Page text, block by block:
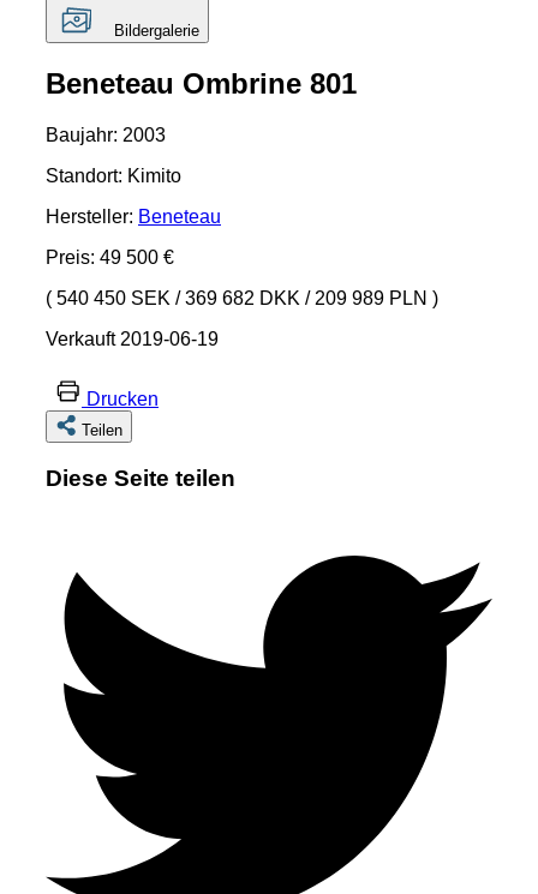
Bildergalerie
Beneteau Ombrine 801
Baujahr: 2003
Standort: Kimito
Hersteller: Beneteau
Preis: 49 500 €
( 540 450 SEK /369 682 DKK /209 989 PLN )
Verkauft 2019-06-19
Drucken
Teilen
Diese Seite teilen